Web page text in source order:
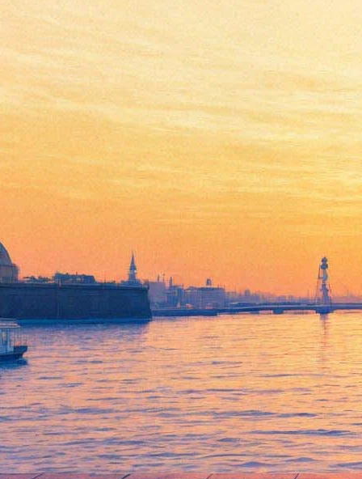
Директор «АукцЫона», экс-
замминистра образования и
идеолог Stereoleto сойдутся
на #ОхтаDebate